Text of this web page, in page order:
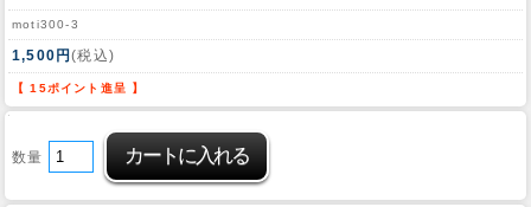
moti300-3
1,500円(税込)
【 15ポイント進呈 】
数量